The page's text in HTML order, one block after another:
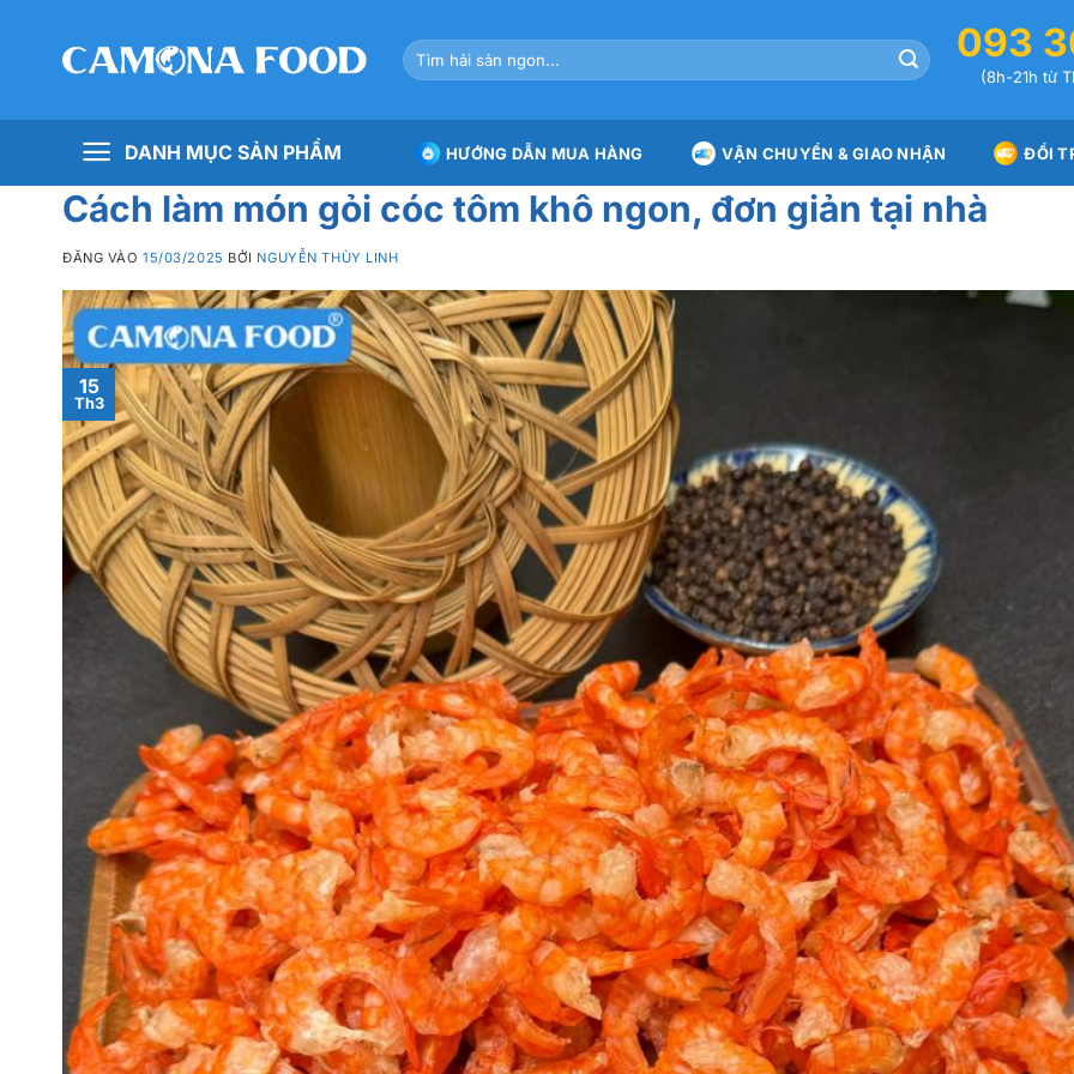
Tìm
kiếm:
093
(8h-21h từ
DANH MỤC SẢN PHẨM HƯỚNG DẪN MUA HÀNG VẬN CHUYỂN & GIAO NHẬN ĐỔI
Cách làm món gỏi cóc tôm khô ngon, đơn giản tại nhà
ĐĂNG VÀO15/03/2025 BỞI NGUYỄN THÙY LINH
15
Th3